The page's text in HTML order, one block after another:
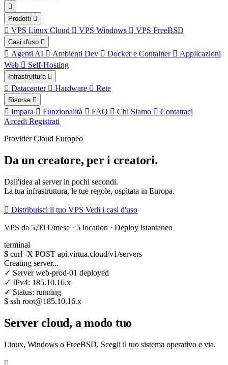
Prodotti
VPS Linux Cloud VPS Windows VPS FreeBSD
Casi d'uso
Agenti AI Ambienti Dev Docker e Container
Applicazioni
Web
Self-Hosting
Infrastruttura
Datacenter Hardware Rete
Risorse
Impara Funzionalità FAQ Chi Siamo
Contattaci
Accedi Registrati
Provider Cloud Europeo
Da un creatore, per i creatori.
Dall'idea al server in pochi secondi.
La tua infrastruttura, le tue regole, ospitata in Europa.
Distribuisci il tuo VPS Vedi i casi d'uso
VPS da 5,00 €/mese · 5 location · Deploy istantaneo
terminal
$ curl -X POST api.virtua.cloud/v1/servers
Creating server...
✓ Serverweb-prod-01 deployed
✓ IPv4: 185.10.16.x
✓ Status: running
$ ssh root@185.10.16.x
Server cloud, a modo tuo
Linux, Windows o FreeBSD. Scegli il tuo sistema operativo e via.